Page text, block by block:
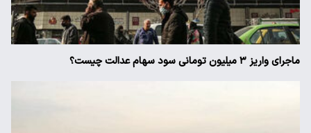
ماجرای واریز ۳ میلیون تومانی سود سهام عدالت چیست؟